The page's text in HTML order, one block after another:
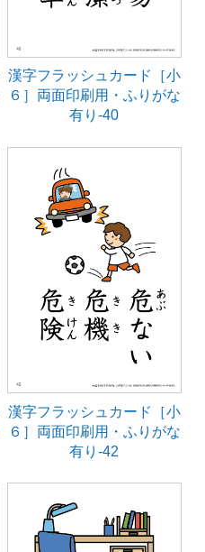
漢字フラッシュカード［小
６］両面印刷用・ふりがな
有り-40
漢字フラッシュカード［小
６］両面印刷用・ふりがな
有り-42